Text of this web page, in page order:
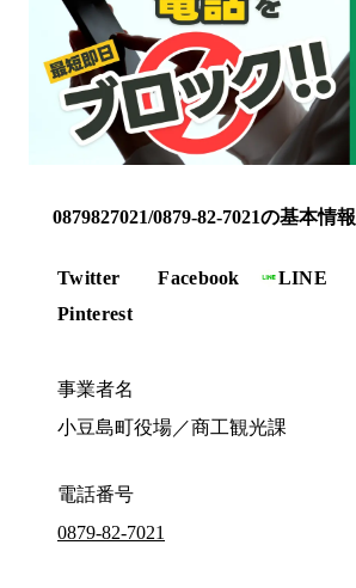
0879827021/0879-82-7021の基本情報
Twitter Facebook LINE
Pinterest
事業者名
小豆島町役場／商工観光課
電話番号
0879-82-7021